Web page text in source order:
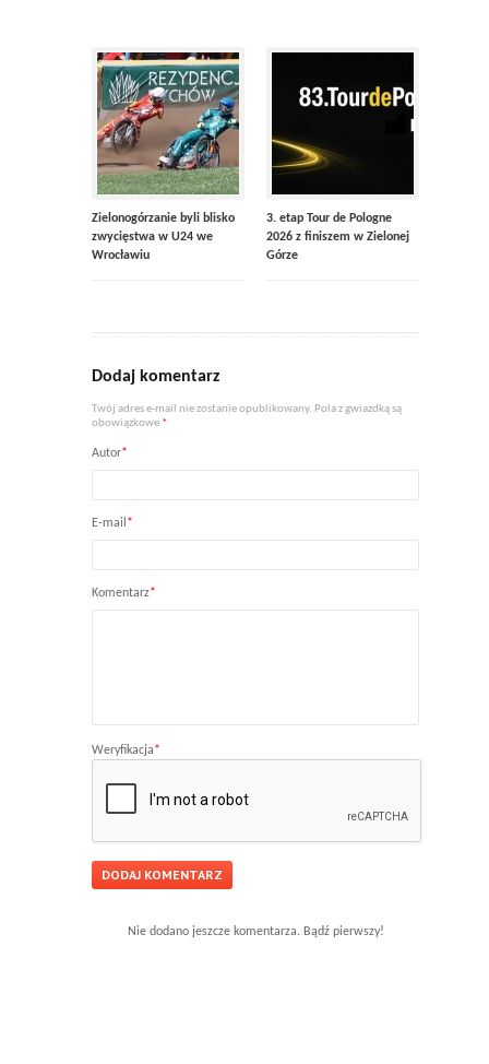
Zielonogórzanie byli blisko
zwycięstwa w U24 we
Wrocławiu
3. etap Tour de Pologne
2026 z finiszem w Zielonej
Górze
Dodaj komentarz
Twój adres e-mail nie zostanie opublikowany. Pola z gwiazdką są
obowiązkowe *
Autor*
E-mail *
Komentarz*
Weryfikacja*
Nie dodano jeszcze komentarza. Bądź pierwszy!